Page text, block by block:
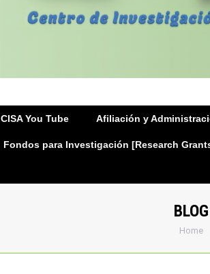
CISA You Tube Afiliación y
Fondos para Investigación [Research
BLOG
You
Home